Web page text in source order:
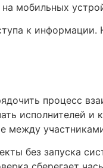
мобильных
к
процесс
исполнителей и
между
без запуска